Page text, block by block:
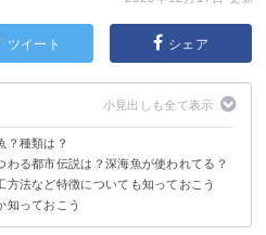
ツイート シェア
？種類は？
はアメリカ・ロシア産のスケトウダラ
とに異なる
わる都市伝説は？深海魚が使われてる？
いう説
という説
法など特徴についても知っておこう
方法
認証品
知っておこう